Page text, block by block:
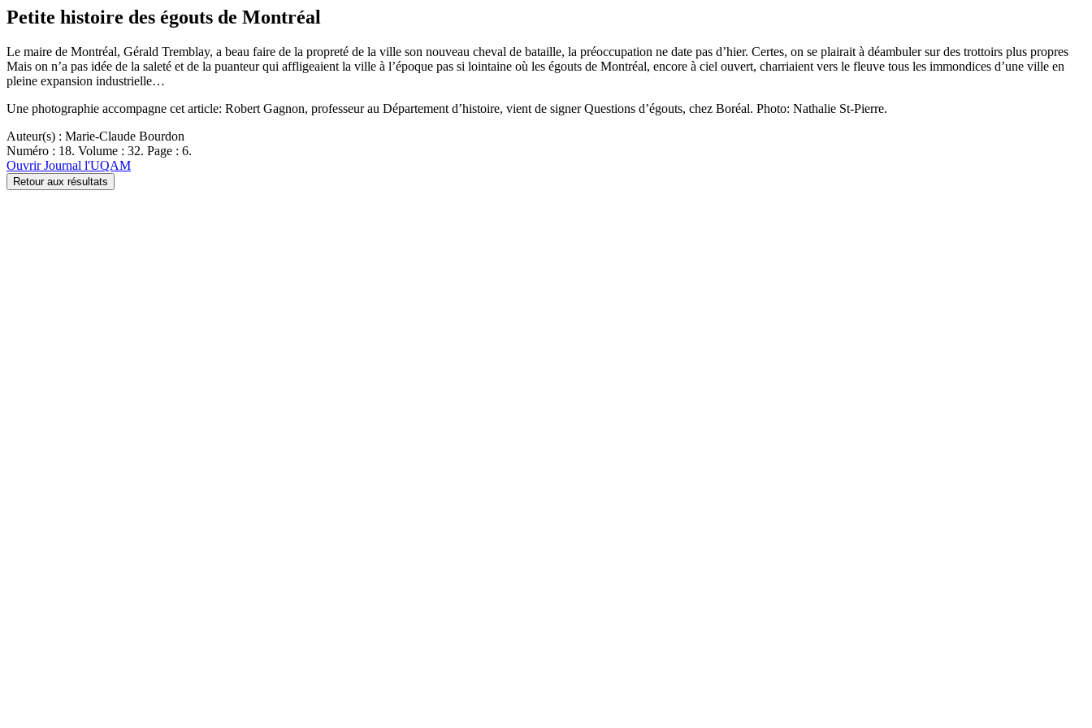
Petite histoire des égouts de Montréal
Le maire de Montréal, Gérald Tremblay, a beau faire de la propreté de la ville son nouveau cheval de bataille, la préoccupation ne date pas d’hier. Certes, on se plairait à déambuler sur des trottoirs plus propres
Mais on n’a pas idée de la saleté et de la puanteur qui affligeaient la ville à l’époque pas si lointaine où les égouts de Montréal, encore à ciel ouvert, charriaient vers le fleuve tous les immondices d’une ville en
pleine expansion industrielle…
Une photographie accompagne cet article: Robert Gagnon, professeur au Département d’histoire, vient de signer Questions d’égouts, chez Boréal. Photo: Nathalie St-Pierre.
Auteur(s) : Marie-Claude Bourdon
Numéro : 18. Volume : 32. Page : 6.
Ouvrir Journal l'UQAM
Retour aux résultats